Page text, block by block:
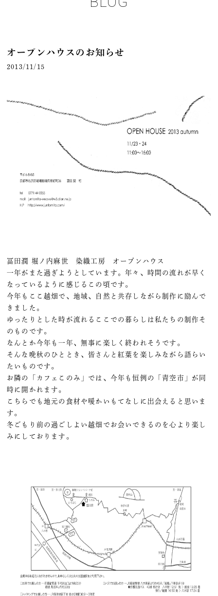
オープンハウスのお知らせ
2013/11/15
冨田潤 堀ノ内麻世 染織工房 オープンハウス
一年がまた過ぎようとしています。年々、時間の流れが早く
なっているように感じるこの頃です。
今年もここ越畑で、地域、自然と共存しながら制作に励んで
きました。
ゆったりとした時が流れるここでの暮らしは私たちの制作そ
のものです。
なんとか今年も一年、無事に楽しく終われそうです。
そんな晩秋のひととき、皆さんと紅葉を楽しみながら語らい
たいものです。
お隣の「カフェこのみ」では、今年も恒例の「青空市」が同
時に開かれます。
こちらでも地元の食材や暖かいもてなしに出会えると思いま
す。
冬ごもり前の過ごしよい越畑でお会いできるのを心より楽し
みにしております。